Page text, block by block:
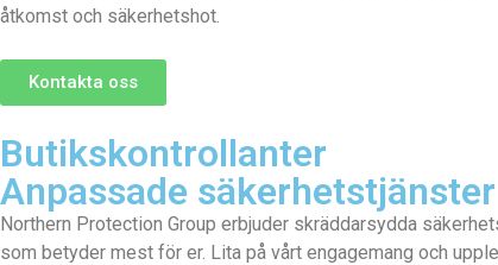
åtkomst och säkerhetshot.
Kontakta oss
Butikskontrollanter
Anpassade säkerhetstjänster
Northern Protection Group erbjuder skräddarsydda
som betyder mest för er. Lita på vårt engagemang och